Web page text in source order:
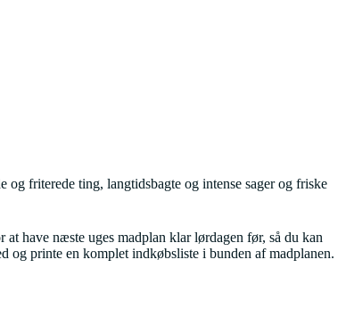
og friterede ting, langtidsbagte og intense sager og friske
have næste uges madplan klar lørdagen før, så du kan
og printe en komplet indkøbsliste i bunden af madplanen.